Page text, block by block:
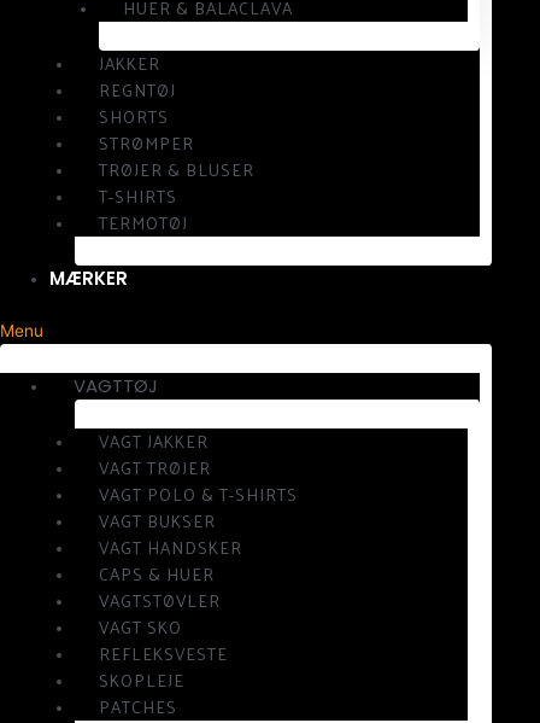
HUER & BALACLAVA
JAKKER
REGNTØJ
SHORTS
STRØMPER
TRØJER & BLUSER
T-SHIRTS
TERMOTØJ
MÆRKER
Menu
VAGTTØJ
VAGT JAKKER
VAGT TRØJER
VAGT POLO & T-SHIRTS
VAGT BUKSER
VAGT HANDSKER
CAPS & HUER
VAGTSTØVLER
VAGT SKO
REFLEKSVESTE
SKOPLEJE
PATCHES